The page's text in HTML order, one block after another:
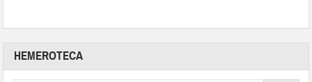
HEMEROTECA